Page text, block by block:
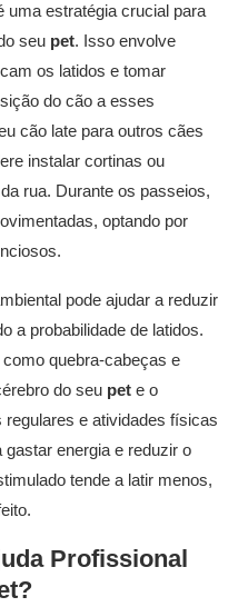
uma estratégia crucial para
seu pet. Isso envolve
os latidos e tomar
do cão a esses
cão late para outros cães
instalar cortinas ou
rua. Durante os passeios,
optando por
pode ajudar a reduzir
a probabilidade de latidos.
quebra-cabeças e
do seu pet e o
e atividades físicas
energia e reduzir o
tende a latir menos,
Profissional
?